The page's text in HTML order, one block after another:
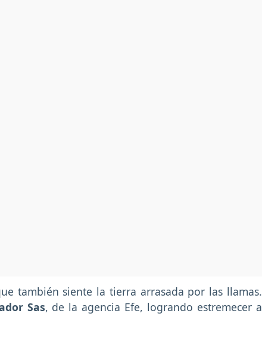
también siente la tierra arrasada por las llamas.
Sas, de la agencia Efe, logrando estremecer a